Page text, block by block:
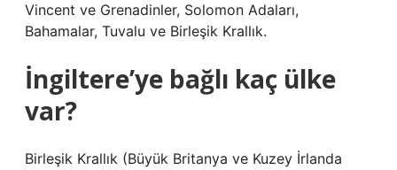
Vincent ve Grenadinler, Solomon Adaları,
Bahamalar, Tuvalu ve Birleşik Krallık.
İngiltere’ye bağlı kaç ülke
var?
Birleşik Krallık (Büyük Britanya ve Kuzey İrlanda